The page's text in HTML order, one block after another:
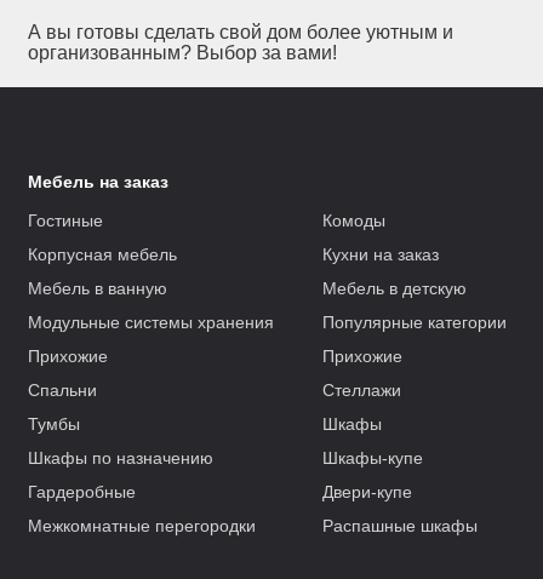
А вы готовы сделать свой дом более уютным и
организованным? Выбор за вами!
Мебель на заказ
Гостиные
Комоды
Корпусная мебель
Кухни на заказ
Мебель в ванную
Мебель в детскую
Модульные системы хранения
Популярные категории
Прихожие
Прихожие
Спальни
Стеллажи
Тумбы
Шкафы
Шкафы по назначению
Шкафы-купе
Гардеробные
Двери-купе
Межкомнатные перегородки
Распашные шкафы